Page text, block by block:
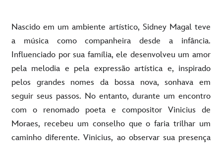
Nascido em um ambiente artístico, Sidney Magal teve
a música como companheira desde a infância.
Influenciado por sua família, ele desenvolveu um amor
pela melodia e pela expressão artística e, inspirado
pelos grandes nomes da bossa nova, sonhava em
seguir seus passos. No entanto, durante um encontro
com o renomado poeta e compositor Vinicius de
Moraes, recebeu um conselho que o faria trilhar um
caminho diferente. Vinicius, ao observar sua presença